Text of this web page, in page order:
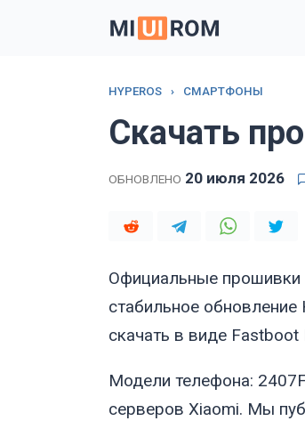
HYPEROS › СМАРТФОНЫ
Скачать
ОБНОВЛЕНО 20 июля 2026
Официальные прошивки
стабильное
скачать в виде Fastboot
Модели телефона:
серверов Xiaomi. Мы